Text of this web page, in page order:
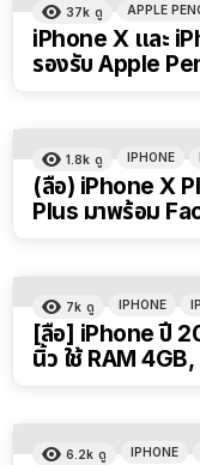
37k ดู APPLE
iPhone X และ
รองรับ Apple
1.8k ดู IPHONE
(ลือ) iPhone X
Plus มาพร้อม
7k ดู IPHONE
[ลือ] iPhone ปี
นิ้ว ใช้ RAM
6.2k ดู IPHONE